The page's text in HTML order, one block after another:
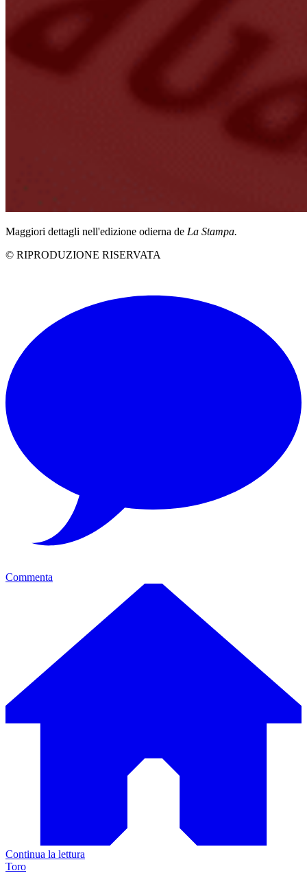
Maggiori dettagli nell'edizione odierna de La Stampa.
© RIPRODUZIONE RISERVATA
Commenta
Continua la lettura
Toro